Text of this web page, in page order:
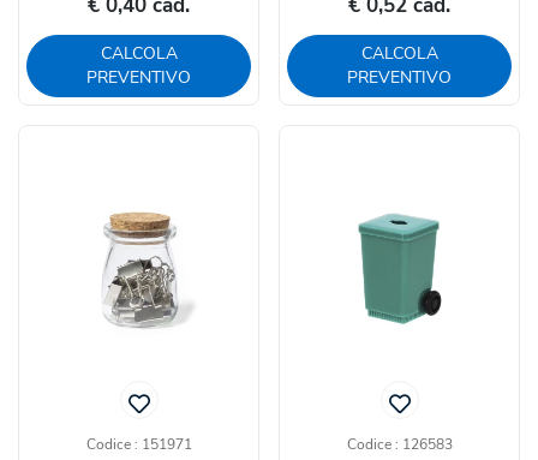
€ 0,40 cad.
CALCOLA
PREVENTIVO
€ 0,52 cad.
CALCOLA
PREVENTIVO
Codice : 151971 Codice : 126583